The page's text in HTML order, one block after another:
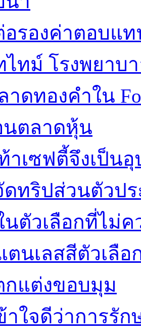
อรองค่าตอบแ
ไทม์ โรงพยาบ
าดทองคำใน
นตลาดหุ้น
ท้าเซฟตี้จึงเป็
ดทริปส่วนตัวป
ตัวเลือกที่ไม่ค
ตนเลสสีตัวเลื
กแต่งขอบมุม
ข้าใจดีว่าการรั